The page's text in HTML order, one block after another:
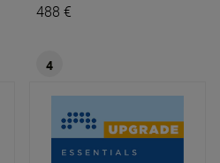
488 €
4